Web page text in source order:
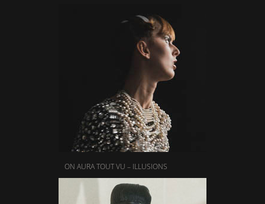
ON AURA TOUT VU – ILLUSIONS